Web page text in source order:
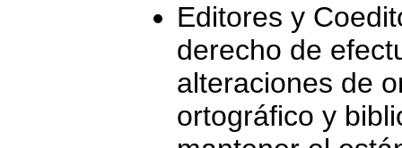
Editores y
derecho de
alteraciones de
ortográfico y